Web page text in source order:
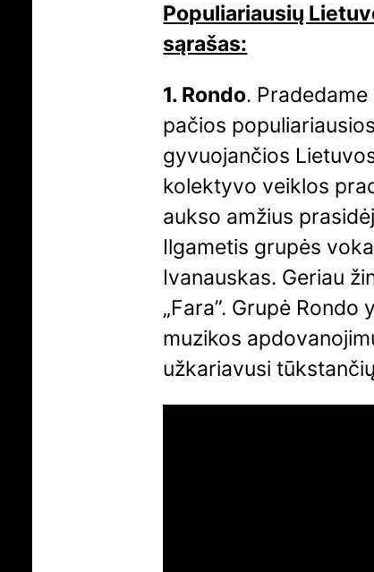
Populiariausių
sąrašas:
1. Rondo.
pačios
gyvuojančios
kolektyvo veiklos
aukso amžius
Ilgametis grupės
Ivanauskas. Geriau
„Fara”. Grupė Rondo
muzikos
užkariavusi